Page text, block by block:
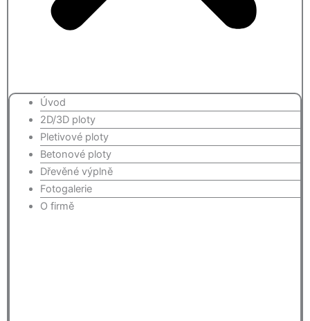
Úvod
2D/3D ploty
Pletivové ploty
Betonové ploty
Dřevěné výplně
Fotogalerie
O firmě